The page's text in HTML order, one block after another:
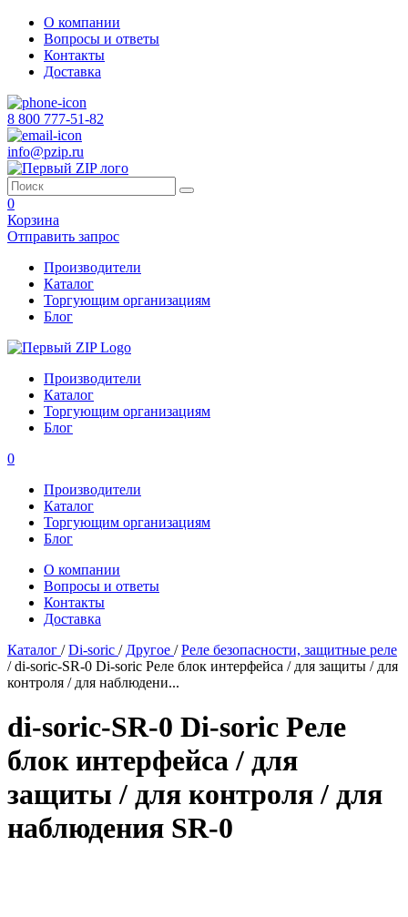
О компании
Вопросы и ответы
Контакты
Доставка
8 800 777-51-82
info@pzip.ru
0
Корзина
Отправить запрос
Производители
Каталог
Торгующим организациям
Блог
Производители
Каталог
Торгующим организациям
Блог
0
Производители
Каталог
Торгующим организациям
Блог
О компании
Вопросы и ответы
Контакты
Доставка
Каталог /Di-soric / Другое /Реле безопасности, защитные реле
/di-soric-SR-0 Di-soric Реле блок интерфейса / для защиты / для
контроля / для наблюдени...
di-soric-SR-0 Di-soric Реле
блок интерфейса / для
защиты / для контроля / для
наблюдения SR-0